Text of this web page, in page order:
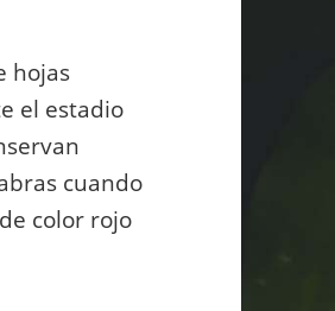
hojas
el estadio
cuando
color rojo